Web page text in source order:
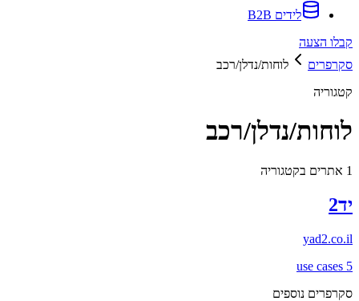
לידים B2B
קבלו הצעה
סקרפרים
לוחות/נדלן/רכב
קטגוריה
לוחות/נדלן/רכב
1 אתרים בקטגוריה
יד2
yad2.co.il
5
סקרפרים נוספים